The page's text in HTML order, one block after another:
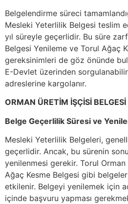
Belgelendirme süreci
Mesleki Yeterlilik Belgesi teslim
yıl süreyle geçerlidir. Bu süre
Belgesi Yenileme ve Torul Ağaç
gereksinimleri de göz önünde
E-Devlet üzerinden
adreslerine kargolanır.
ORMAN ÜRETİM İŞÇİSİ
Belge Geçerlilik Süresi ve
Mesleki Yeterlilik Belgeleri,
geçerlidir. Ancak, bu sürenin
yenilenmesi gerekir. Torul
Ağaç Kesme Belgesi gibi
etkilenir. Belgeyi yenilemek için
içinde başvuru yapması